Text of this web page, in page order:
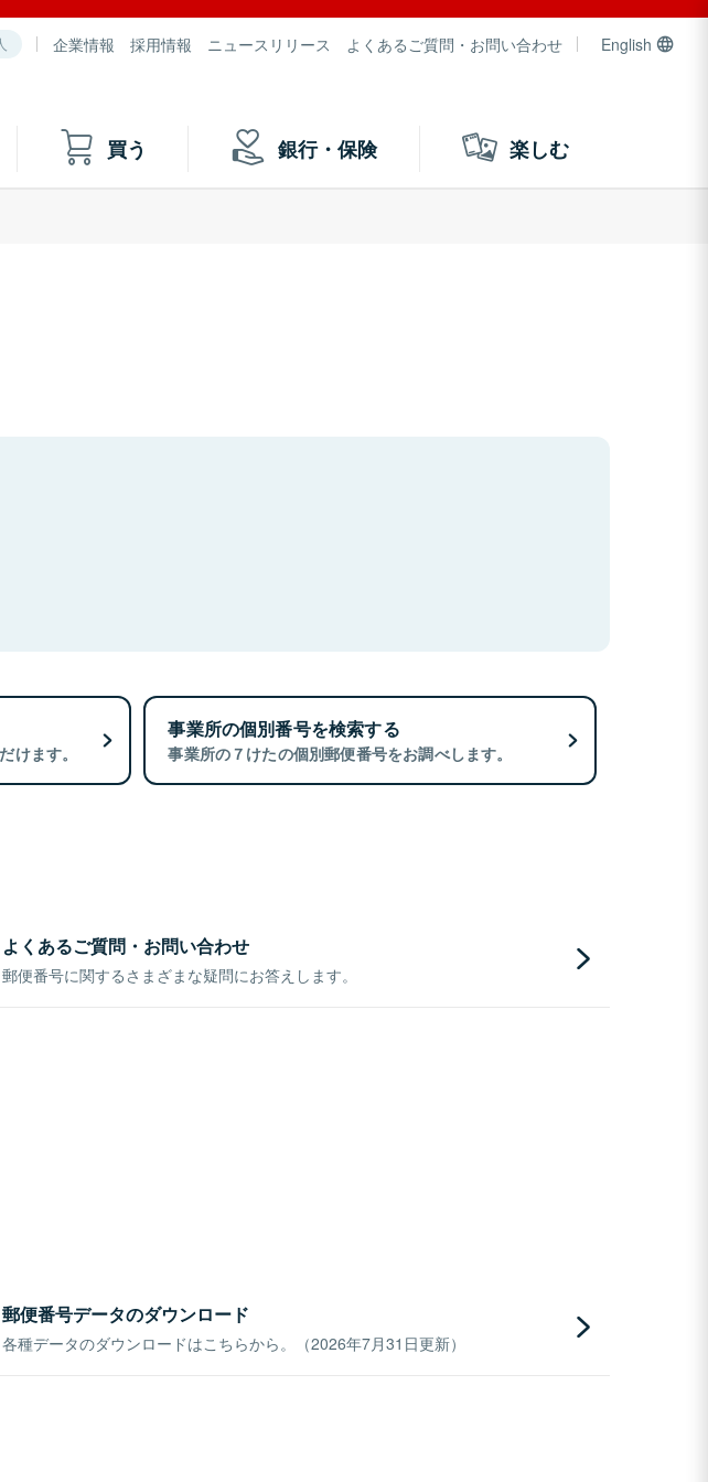
企業情報 採用情報 ニュースリリース よくあるご質問・お問い合わせ English
買う 銀行・保険 楽しむ
けます。
事業所の個別番号を検索する
事業所の７けたの個別郵便番号をお調べします。
よくあるご質問・お問い合わせ
郵便番号に関するさまざまな疑問にお答えします。
郵便番号データのダウンロード
各種データのダウンロードはこちらから。（2026年7月31日更新）